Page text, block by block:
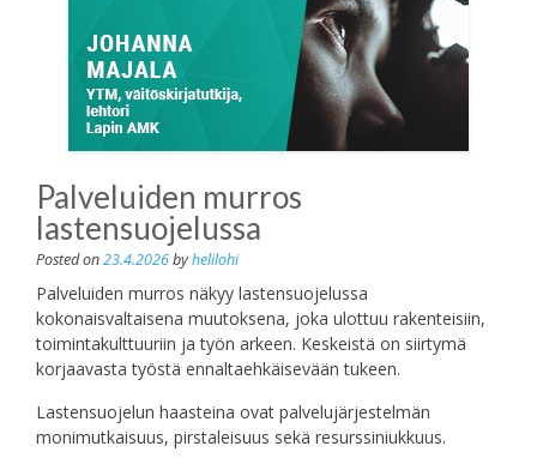
Palveluiden murros
lastensuojelussa
Posted on23.4.2026byhelilohi
Palveluiden murros näkyy lastensuojelussa
kokonaisvaltaisena muutoksena, joka ulottuu rakenteisiin,
toimintakulttuuriin ja työn arkeen. Keskeistä on siirtymä
korjaavasta työstä ennaltaehkäisevään tukeen.
Lastensuojelun haasteina ovat palvelujärjestelmän
monimutkaisuus, pirstaleisuus sekä resurssiniukkuus.